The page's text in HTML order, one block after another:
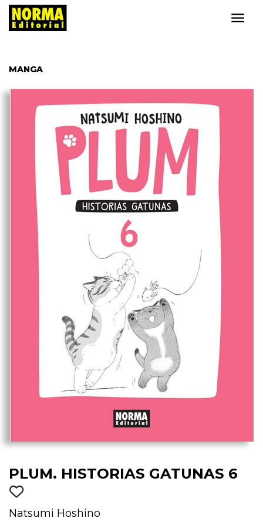
MANGA
PLUM. HISTORIAS GATUNAS 6
Natsumi Hoshino